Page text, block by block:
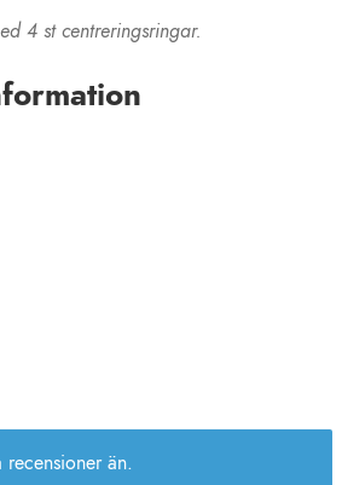
4 st centreringsringar.
än.